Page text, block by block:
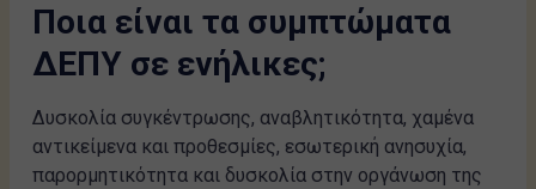
Ποια είναι τα συμπτώματα
ΔΕΠΥ σε ενήλικες;
Δυσκολία συγκέντρωσης, αναβλητικότητα, χαμένα
αντικείμενα και προθεσμίες, εσωτερική ανησυχία,
παρορμητικότητα και δυσκολία στην οργάνωση της